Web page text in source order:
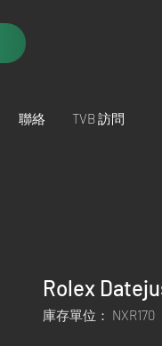
聯絡 TVB 訪問
Rolex
庫存單位： NXR170